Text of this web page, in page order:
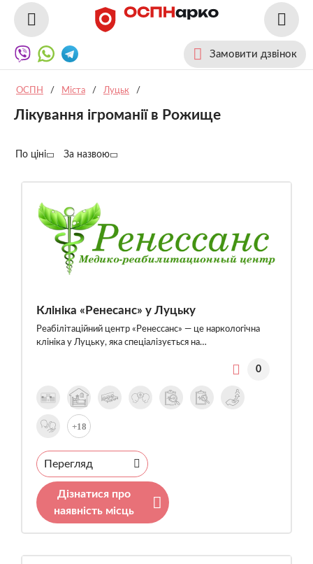
Замовити дзвінок
ОСПН / Міста / Луцьк /
Лікування ігроманії в Рожище
По ціні За назвою
Клініка «Ренесанс» у Луцьку
Реабілітаційний центр «Ренессанс» — це наркологічна
клініка у Луцьку, яка спеціалізується на…
0
+18
Перегляд
Дізнатися про
наявність місць